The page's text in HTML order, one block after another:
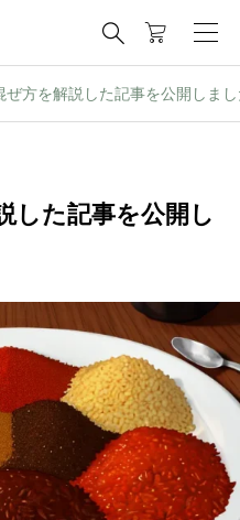

ぜ方を解説した記事を公開しま
した記事を公開し